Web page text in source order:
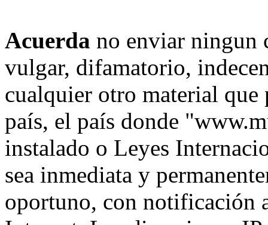
Acuerda no enviar ningun
vulgar, difamatorio,
cualquier otro material
país, el país donde
instalado o Leyes
sea inmediata y
oportuno, con notificación